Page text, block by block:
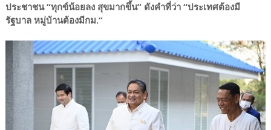
ประชาชน “ทุกข์น้อยลง สุขมากขึ้น” ดังคำที่ว่า “ประเทศต้องมี
รัฐบาล หมู่บ้านต้องมีกม.”